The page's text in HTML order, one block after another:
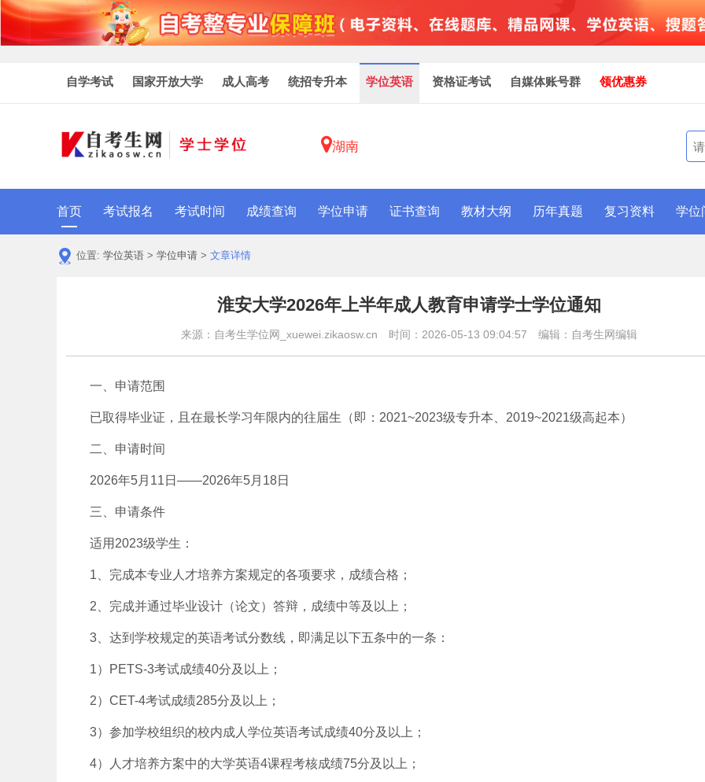
自学考试 国家开放大学 成人高考 统招专升本 学位英语 资格证考试 自媒体账号群 领优惠券
湖南
首页 考试报名 考试时间 成绩查询 学位申请 证书查询 教材大纲 历年真题 复习资料 学位
位置: 学位英语 > 学位申请 > 文章详情
淮安大学2026年上半年成人教育申请学士学位通知
来源：自考生学位网_xuewei.zikaosw.cn 时间：2026-05-13 09:04:57 编辑：自考生网编辑
一、申请范围
已取得毕业证，且在最长学习年限内的往届生（即：2021~2023级专升本、2019~2021级高起本）
二、申请时间
2026年5月11日——2026年5月18日
三、申请条件
适用2023级学生：
1、完成本专业人才培养方案规定的各项要求，成绩合格；
2、完成并通过毕业设计（论文）答辩，成绩中等及以上；
3、达到学校规定的英语考试分数线，即满足以下五条中的一条：
1）PETS-3考试成绩40分及以上；
2）CET-4考试成绩285分及以上；
3）参加学校组织的校内成人学位英语考试成绩40分及以上；
4）人才培养方案中的大学英语4课程考核成绩75分及以上；